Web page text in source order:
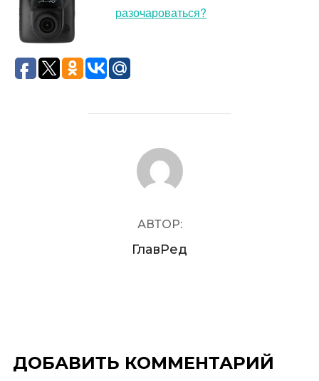
разочароваться?
АВТОР ЗАПИСИ
АВТОР:
ГлавРед
ДОБАВИТЬ КОММЕНТАРИЙ